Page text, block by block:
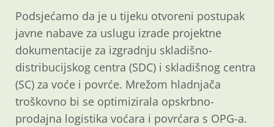
Podsjećamo da je u tijeku otvoreni postupak
javne nabave za uslugu izrade projektne
dokumentacije za izgradnju skladišno-
distribucijskog centra (SDC) i skladišnog centra
(SC) za voće i povrće. Mrežom hladnjača
troškovno bi se optimizirala opskrbno-
prodajna logistika voćara i povrćara s OPG-a.